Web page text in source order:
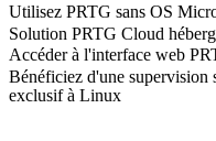
Utilisez PRTG sans OS
Solution PRTG Cloud
Accéder à l'interface web
Bénéficiez d'une supervision
exclusif à Linux